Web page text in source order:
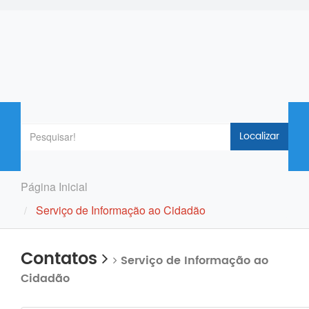
Localizar
Página Inicial
Serviço de Informação ao Cidadão
Contatos
Serviço de Informação ao
Cidadão